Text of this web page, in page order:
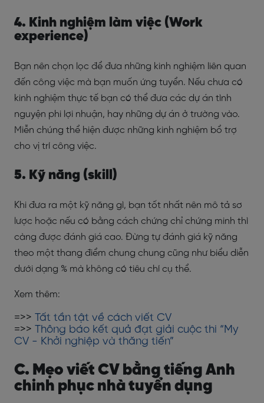
4. Kinh nghiệm làm việc (Work
experience)
Bạn nên chọn lọc để đưa những kinh nghiệm liên quan
đến công việc mà bạn muốn ứng tuyển. Nếu chưa có
kinh nghiệm thực tế bạn có thể đưa các dự án tình
nguyện phi lợi nhuận, hay những dự án ở trường vào.
Miễn chúng thể hiện được những kinh nghiệm bổ trợ
cho vị trí công việc.
5. Kỹ năng (skill)
Khi đưa ra một kỹ năng gì, bạn tốt nhất nên mô tả sơ
lược hoặc nếu có bằng cách chứng chỉ chứng minh thì
càng được đánh giá cao. Đừng tự đánh giá kỹ năng
theo một thang điểm chung chung cũng như biểu diễn
dưới dạng % mà không có tiêu chí cụ thể.
Xem thêm:
=>> Tất tần tật về cách viết CV
=>> Thông báo kết quả đạt giải cuộc thi “My
CV - Khởi nghiệp và thăng tiến”
C. Mẹo viết CV bằng tiếng Anh
chinh phục nhà tuyển dụng